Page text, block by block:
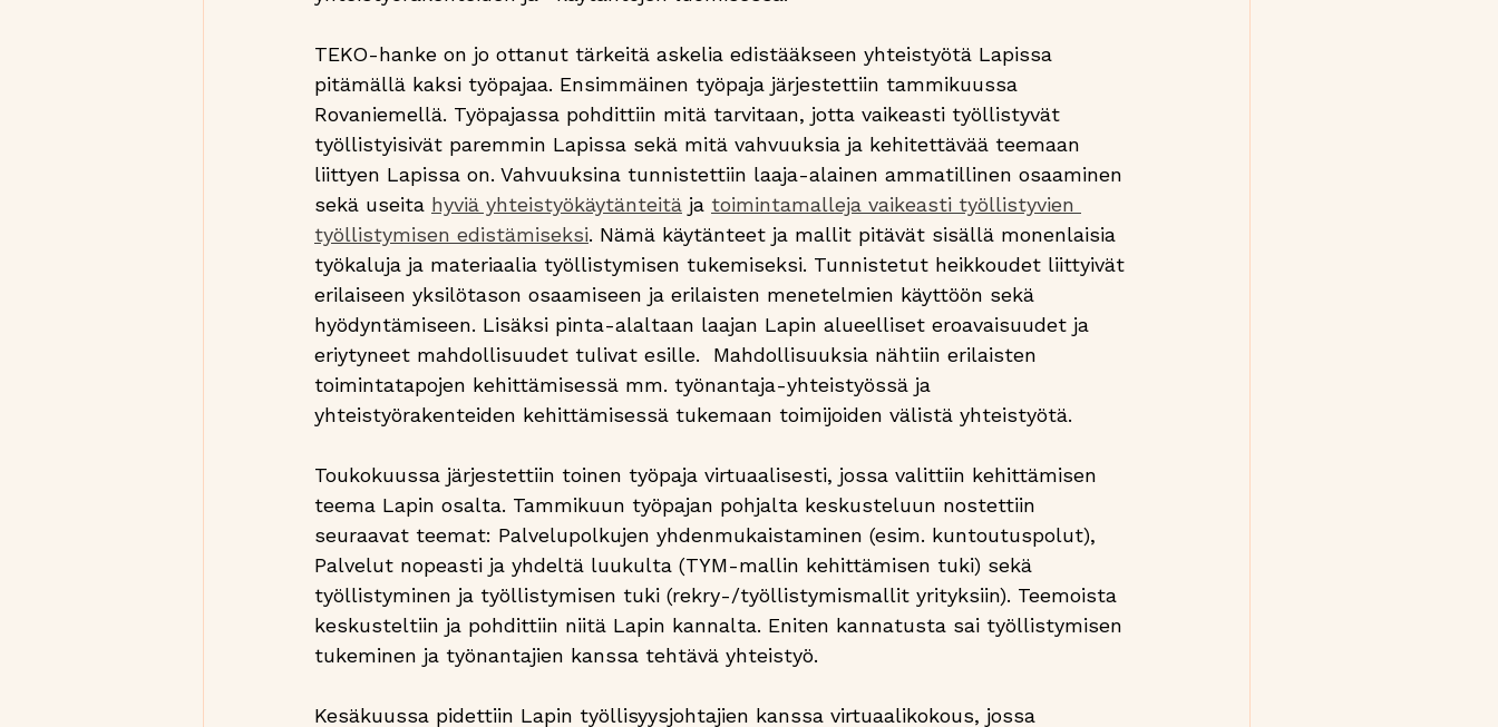
TEKO-hanke on jo ottanut tärkeitä askelia edistääkseen yhteistyötä Lapissa
pitämällä kaksi työpajaa. Ensimmäinen työpaja järjestettiin tammikuussa
Rovaniemellä. Työpajassa pohdittiin mitä tarvitaan, jotta vaikeasti työllistyvät
työllistyisivät paremmin Lapissa sekä mitä vahvuuksia ja kehitettävää teemaan
liittyen Lapissa on. Vahvuuksina tunnistettiin laaja-alainen ammatillinen osaaminen
sekä useita hyviä yhteistyökäytänteitä ja toimintamalleja vaikeasti työllistyvien
työllistymisen edistämiseksi. Nämä käytänteet ja mallit pitävät sisällä monenlaisia
työkaluja ja materiaalia työllistymisen tukemiseksi. Tunnistetut heikkoudet liittyivät
erilaiseen yksilötason osaamiseen ja erilaisten menetelmien käyttöön sekä
hyödyntämiseen. Lisäksi pinta-alaltaan laajan Lapin alueelliset eroavaisuudet ja
eriytyneet mahdollisuudet tulivat esille.  Mahdollisuuksia nähtiin erilaisten
toimintatapojen kehittämisessä mm. työnantaja-yhteistyössä ja
yhteistyörakenteiden kehittämisessä tukemaan toimijoiden välistä yhteistyötä.
Toukokuussa järjestettiin toinen työpaja virtuaalisesti, jossa valittiin kehittämisen
teema Lapin osalta. Tammikuun työpajan pohjalta keskusteluun nostettiin
seuraavat teemat: Palvelupolkujen yhdenmukaistaminen (esim. kuntoutuspolut),
Palvelut nopeasti ja yhdeltä luukulta (TYM-mallin kehittämisen tuki) sekä
työllistyminen ja työllistymisen tuki (rekry-/työllistymismallit yrityksiin). Teemoista
keskusteltiin ja pohdittiin niitä Lapin kannalta. Eniten kannatusta sai työllistymisen
tukeminen ja työnantajien kanssa tehtävä yhteistyö.
Kesäkuussa pidettiin Lapin työllisyysjohtajien kanssa virtuaalikokous, jossa